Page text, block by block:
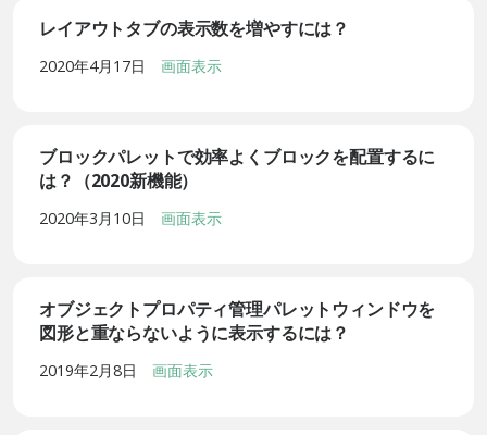
レイアウトタブの表示数を増やすには？
2020年4月17日 画面表示
ブロックパレットで効率よくブロックを配置するに
は？（2020新機能）
2020年3月10日 画面表示
オブジェクトプロパティ管理パレットウィンドウを
図形と重ならないように表示するには？
2019年2月8日 画面表示